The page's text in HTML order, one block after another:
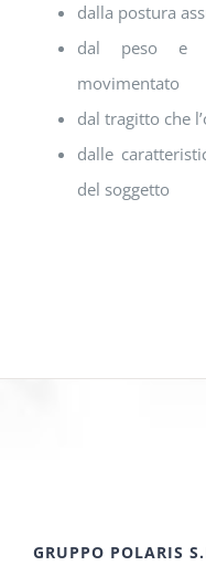
dalla postura
dal peso e
movimentato
dal tragitto che
dalle
del soggetto
GRUPPO POLARIS